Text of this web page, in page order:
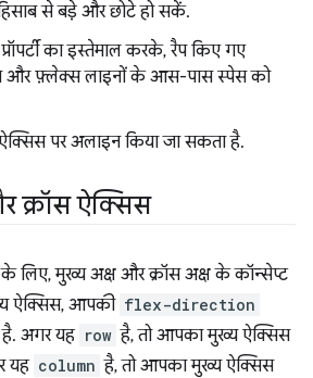
से बड़े और छोटे हो सकें.
का इस्तेमाल करके, रैप किए गए
फ़्लेक्स लाइनों के आस-पास स्पेस को
पर अलाइन किया जा सकता है.
क्रॉस ऐक्सिस
लिए, मुख्य अक्ष और क्रॉस अक्ष के कॉन्सेप्ट
ऐक्सिस, आपकी flex-direction
है. अगर यह row है, तो आपका मुख्य ऐक्सिस
यह column है, तो आपका मुख्य ऐक्सिस